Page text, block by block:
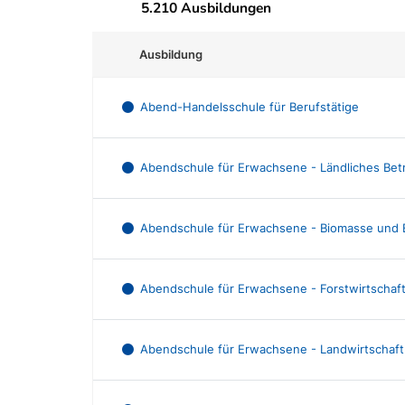
5.210 Ausbildungen
Ausbildung
Abend-Handelsschule für Berufstätige
Abendschule für Erwachsene - Ländliches
Abendschule für Erwachsene - Biomasse und
Abendschule für Erwachsene - Forstwirtschaft
Abendschule für Erwachsene - Landwirtschaft